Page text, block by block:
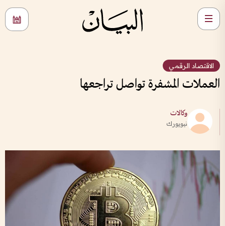
الاقتصاد الرقمي
العملات المشفرة تواصل تراجعها
وكالات
نيويورك